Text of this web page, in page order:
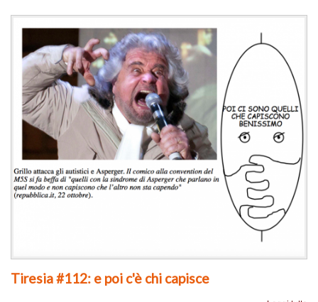
Tiresia #112: e poi c'è chi capisce